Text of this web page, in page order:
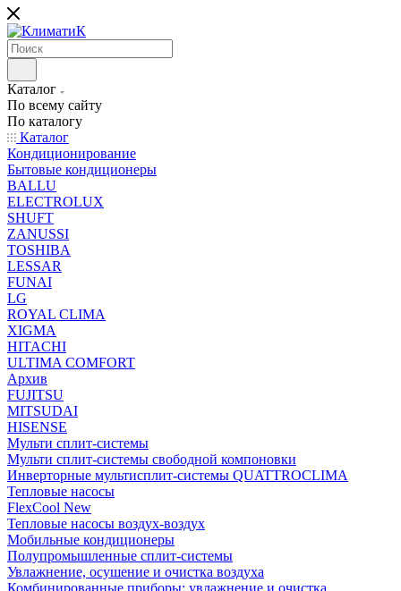
Каталог
По всему сайту
По каталогу
Каталог
Кондиционирование
Бытовые кондиционеры
BALLU
ELECTROLUX
SHUFT
ZANUSSI
TOSHIBA
LESSAR
FUNAI
LG
ROYAL CLIMA
XIGMA
HITACHI
ULTIMA COMFORT
Архив
FUJITSU
MITSUDAI
HISENSE
Мульти сплит-системы
Мульти сплит-системы свободной компоновки
Инверторные мультисплит-системы QUATTROCLIMA
Тепловые насосы
FlexCool New
Тепловые насосы воздух-воздух
Мобильные кондиционеры
Полупромышленные сплит-системы
Увлажнение, осушение и очистка воздуха
Комбинированные приборы: увлажнение и очистка